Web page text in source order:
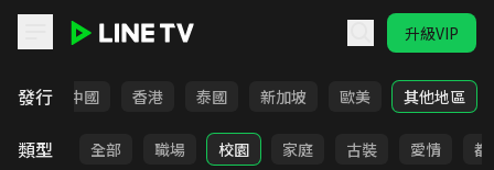
升級VIP
發行
韓國 中國 香港 泰國 新加坡 歐美 其他地區
類型 全部 職場 校園 家庭 古裝 愛情 都